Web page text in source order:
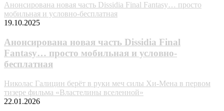
Анонсирована новая часть Dissidia Final Fantasy… просто
мобильная и условно-бесплатная
19.10.2025
Анонсирована новая часть Dissidia Final
Fantasy… просто мобильная и условно-
бесплатная
Николас Галицин берёт в руки меч силы Хи-Мена в первом
тизере фильма «Властелины вселенной»
22.01.2026